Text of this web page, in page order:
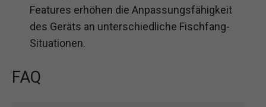
Features erhöhen die Anpassungsfähigkeit
des Geräts an unterschiedliche Fischfang-
Situationen.
FAQ